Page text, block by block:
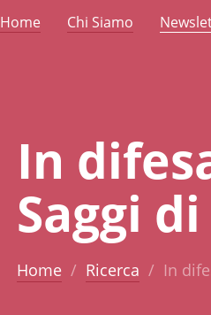
Home Chi Siamo
In
Saggi
Home Ricerca In